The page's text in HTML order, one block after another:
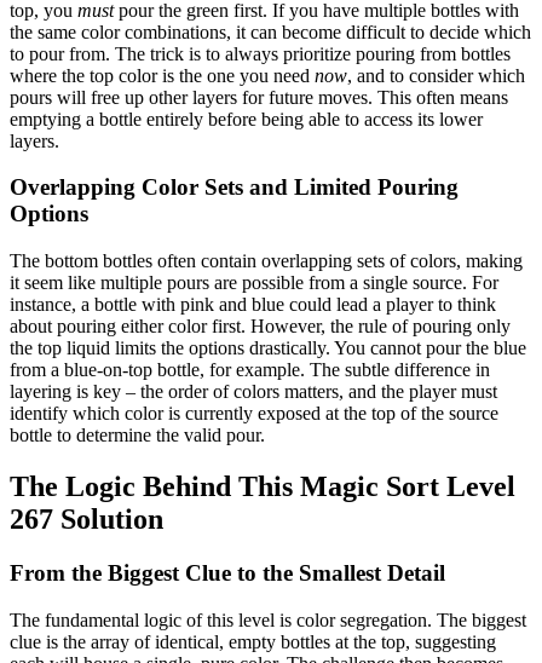
top, you mustpour the green first. If you have multiple bottles with
the same color combinations, it can become difficult to decide which
to pour from. The trick is to always prioritize pouring from bottles
where the top color is the one you need now, and to consider which
pours will free up other layers for future moves. This often means
emptying a bottle entirely before being able to access its lower
layers.
Overlapping Color Sets and Limited Pouring
Options
The bottom bottles often contain overlapping sets of colors, making
it seem like multiple pours are possible from a single source. For
instance, a bottle with pink and blue could lead a player to think
about pouring either color first. However, the rule of pouring only
the top liquid limits the options drastically. You cannot pour the blue
from a blue-on-top bottle, for example. The subtle difference in
layering is key – the order of colors matters, and the player must
identify which color is currently exposed at the top of the source
bottle to determine the valid pour.
The Logic Behind This Magic Sort Level
267 Solution
From the Biggest Clue to the Smallest Detail
The fundamental logic of this level is color segregation. The biggest
clue is the array of identical, empty bottles at the top, suggesting